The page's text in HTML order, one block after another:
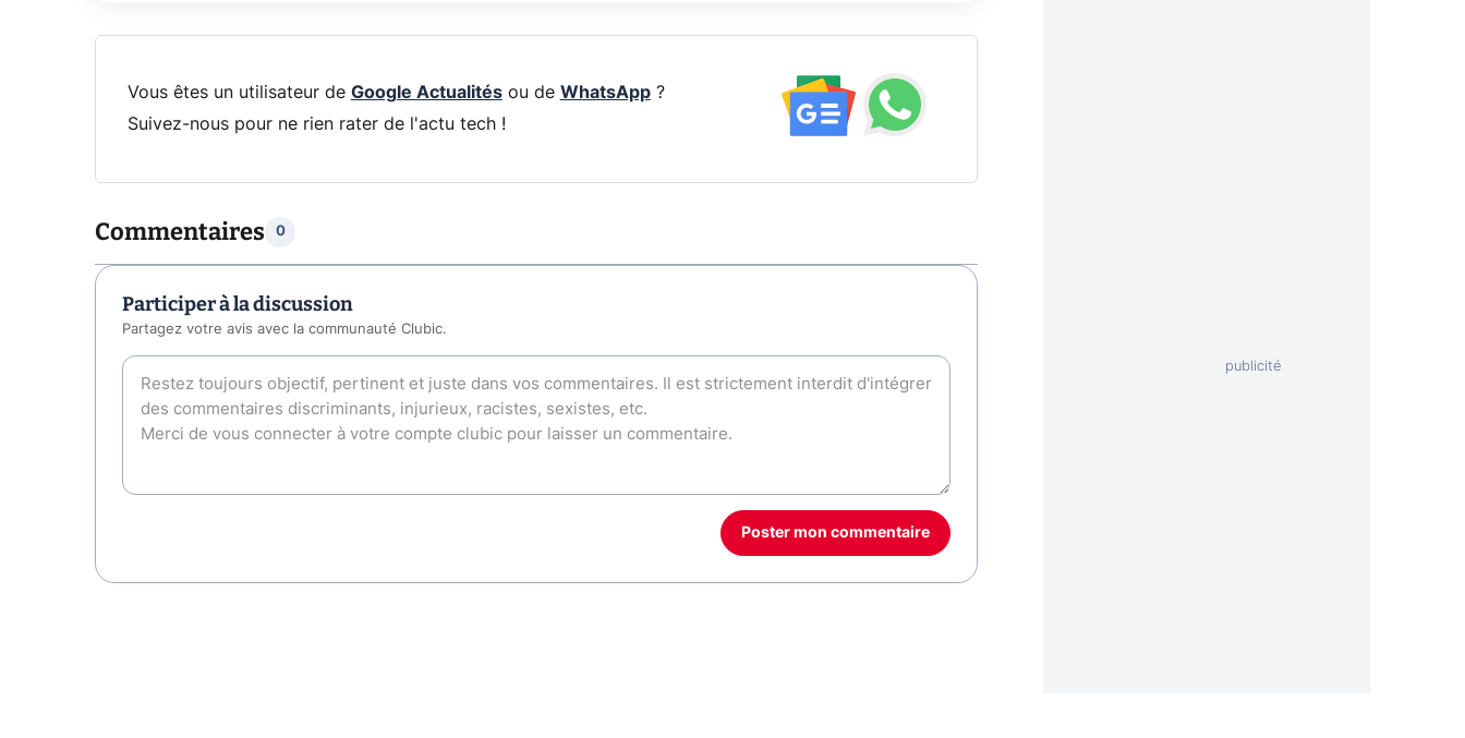
Vous êtes un utilisateur de Google Actualitésou de WhatsApp?
Suivez-nous pour ne rien rater de l'actu tech !
Commentaires 0
Participer à la discussion
Partagez votre avis avec la communauté Clubic.
Poster mon commentaire